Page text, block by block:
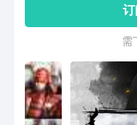
以真
本战国
名家需